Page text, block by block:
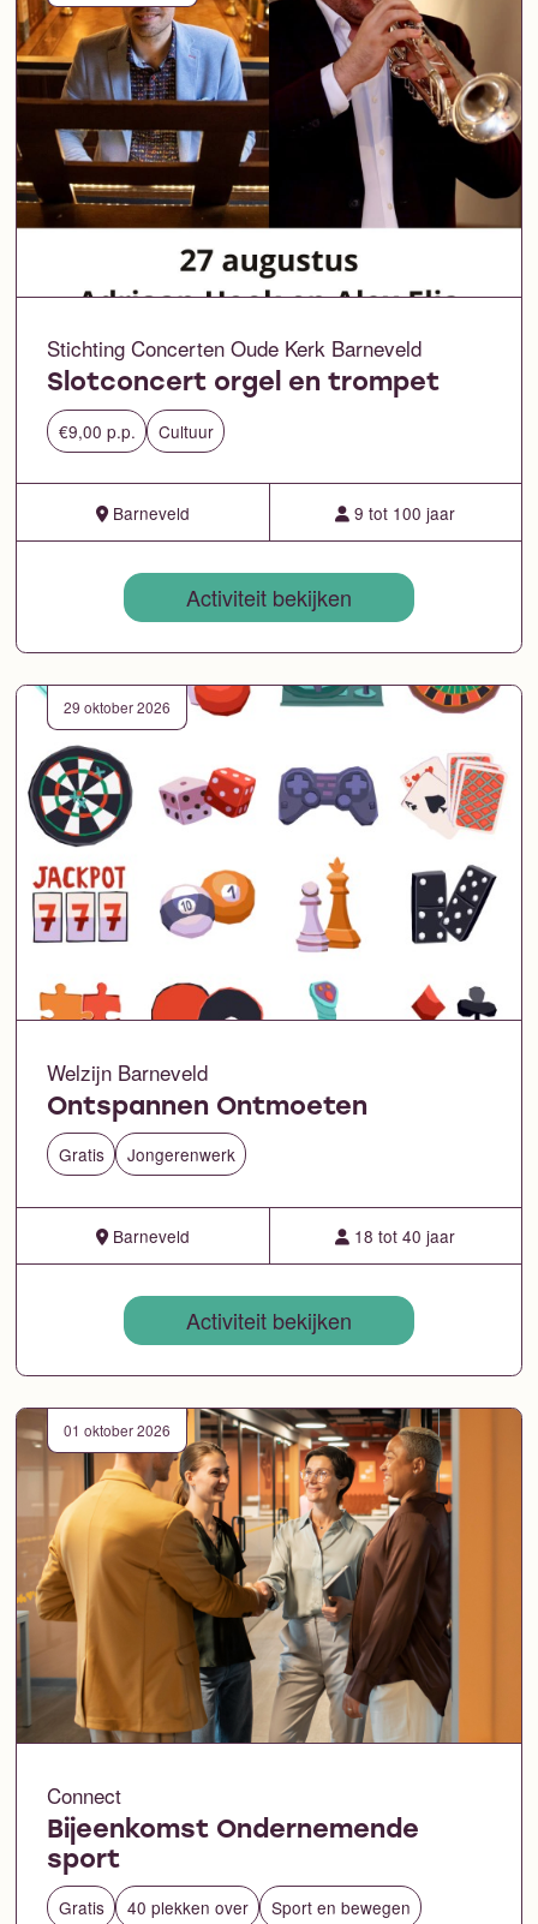
Stichting Concerten Oude Kerk Barneveld
Slotconcert orgel en trompet
€9,00 p.p. Cultuur
Barneveld 9 tot 100 jaar
Activiteit bekijken
29 oktober 2026
Welzijn Barneveld
Ontspannen Ontmoeten
Gratis Jongerenwerk
Barneveld 18 tot 40 jaar
Activiteit bekijken
01 oktober 2026
Connect
Bijeenkomst Ondernemende
sport
Gratis 40 plekken over Sport en bewegen